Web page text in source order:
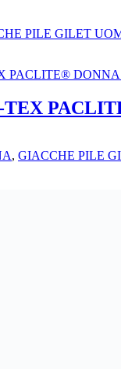
PILE GILET
, GIACCHE PILE